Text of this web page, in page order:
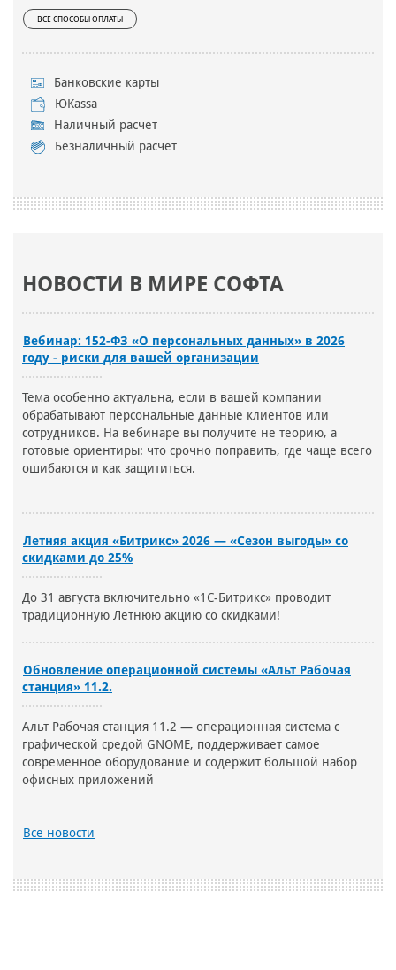
ВСЕ СПОСОБЫ ОПЛАТЫ
Банковские карты
ЮKassa
Наличный расчет
Безналичный расчет
НОВОСТИ В МИРЕ СОФТА
Вебинар: 152-ФЗ «О персональных данных» в 2026
году - риски для вашей организации
Тема особенно актуальна, если в вашей компании
обрабатывают персональные данные клиентов или
сотрудников. На вебинаре вы получите не теорию, а
готовые ориентиры: что срочно поправить, где чаще всего
ошибаются и как защититься.
Летняя акция «Битрикс» 2026 — «Сезон выгоды» со
скидками до 25%
До 31 августа включительно «1С-Битрикс» проводит
традиционную Летнюю акцию со скидками!
Обновление операционной системы «Альт Рабочая
станция» 11.2.
Альт Рабочая станция 11.2 — операционная система с
графической средой GNOME, поддерживает самое
современное оборудование и содержит большой набор
офисных приложений
Все новости